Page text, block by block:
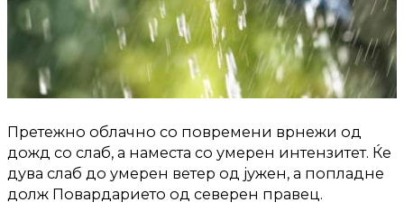
Претежно облачно со повремени врнежи од
дожд со слаб, а наместа со умерен интензитет. Ќе
дува слаб до умерен ветер од јужен, а попладне
долж Повардарието од северен правец.